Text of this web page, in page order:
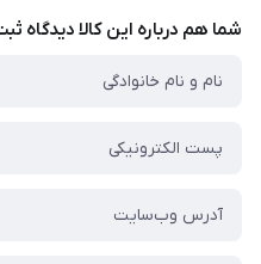
شما هم درباره این کالا دیدگاه